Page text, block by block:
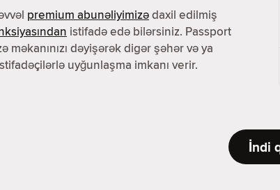
premium abunəliyimizədaxil edilmiş
istifadə edə bilərsiniz. Passport
məkanınızı dəyişərək digər şəhər və ya
uyğunlaşma imkanı verir.
İndi